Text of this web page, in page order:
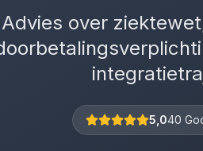
Advies over
5,040